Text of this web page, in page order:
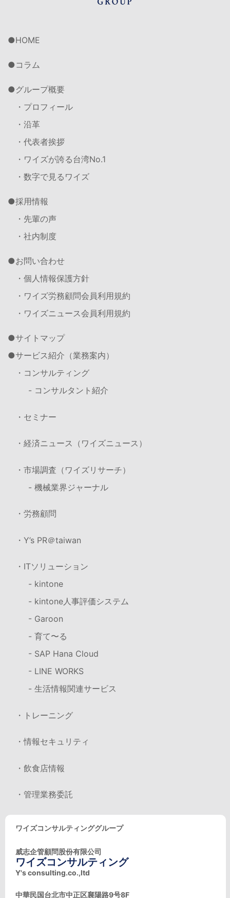
HOME
コラム
グループ概要
・プロフィール
・沿革
・代表者挨拶
・ワイズが誇る台湾No.1
・数字で見るワイズ
採用情報
・先輩の声
・社内制度
お問い合わせ
・個人情報保護方針
・ワイズ労務顧問会員利用規約
・ワイズニュース会員利用規約
サイトマップ
サービス紹介（業務案内）
・コンサルティング
- コンサルタント紹介
・セミナー
・経済ニュース（ワイズニュース）
・市場調査（ワイズリサーチ）
- 機械業界ジャーナル
・労務顧問
・Y’s PR＠taiwan
・ITソリューション
- kintone
- kintone人事評価システム
- Garoon
- 育て〜る
- SAP Hana Cloud
- LINE WORKS
- 生活情報関連サービス
・トレーニング
・情報セキュリティ
・飲食店情報
・管理業務委託
ワイズコンサルティンググループ
威志企管顧問股份有限公司
ワイズコンサルティング
Y's consulting.co.,ltd
中華民国台北市中正区襄陽路9号8F